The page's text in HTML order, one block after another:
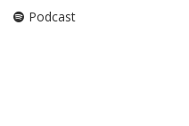
Podcast